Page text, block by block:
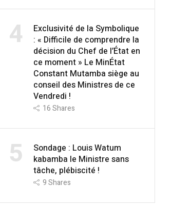
4
Exclusivité de la Symbolique
: « Difficile de comprendre la
décision du Chef de l’État en
ce moment » Le MinÉtat
Constant Mutamba siège au
conseil des Ministres de ce
Vendredi !
16Shares
5
Sondage : Louis Watum
kabamba le Ministre sans
tâche, plébiscité !
9Shares